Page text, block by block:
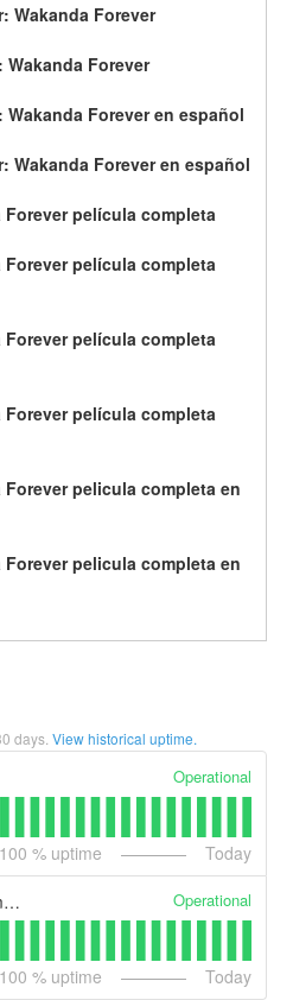
Wakanda Forever
Wakanda Forever
Forever en español
Wakanda Forever en español
película completa
película completa
película completa
película completa
pelicula completa en
pelicula completa en
days. View historical uptime.
Operational
100 % uptime Today
Management Portal (example) Operational
100 % uptime Today